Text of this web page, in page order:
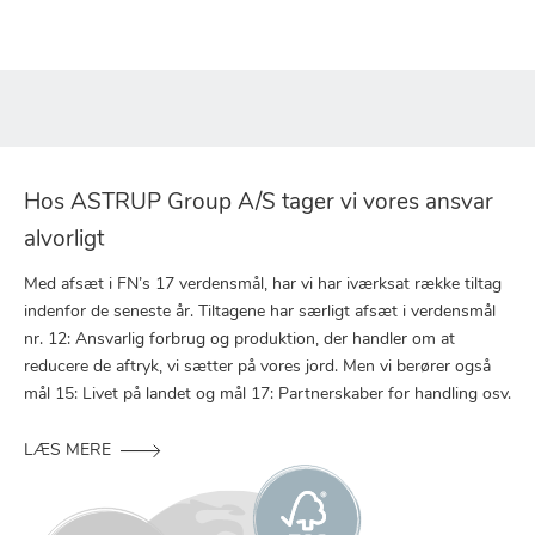
Hos ASTRUP Group A/S tager vi vores ansvar
alvorligt
Med afsæt i FN’s 17 verdensmål, har vi har iværksat række tiltag
indenfor de seneste år. Tiltagene har særligt afsæt i verdensmål
nr. 12: Ansvarlig forbrug og produktion, der handler om at
reducere de aftryk, vi sætter på vores jord. Men vi berører også
mål 15: Livet på landet og mål 17: Partnerskaber for handling osv.
LÆS MERE